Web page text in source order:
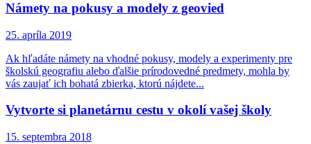
Námety na pokusy a modely z geovied
25. apríla 2019
Ak hľadáte námety na vhodné pokusy, modely a experimenty pre
školskú geografiu alebo ďalšie prírodovedné predmety, mohla by
vás zaujať ich bohatá zbierka, ktorú nájdete...
Vytvorte si planetárnu cestu v okolí vašej školy
15. septembra 2018